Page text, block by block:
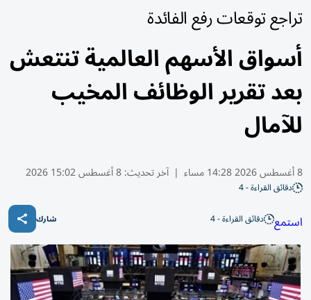
تراجع توقعات رفع الفائدة
أسواق الأسهم العالمية تنتعش
بعد تقرير الوظائف المخيب
للآمال
8 أغسطس 2026 14:28 مساء | آخر تحديث:8 أغسطس 15:02 2026
دقائق القراءة - 4
استمع دقائق القراءة - 4 شارك